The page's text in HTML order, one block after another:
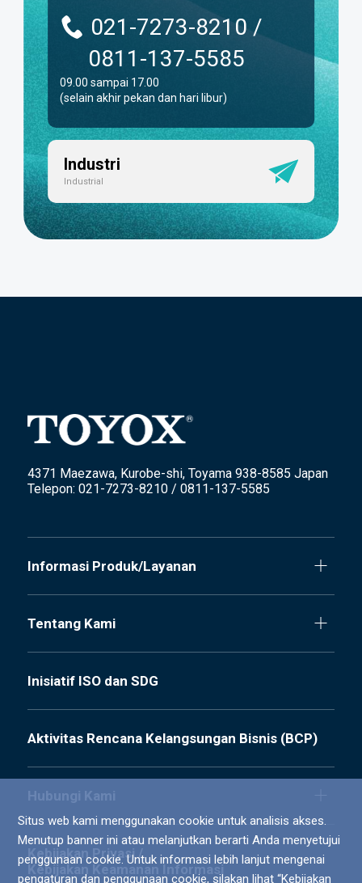
Situs web kami menggunakan cookie untuk analisis akses.
Menutup banner ini atau melanjutkan berarti Anda menyetujui
penggunaan cookie. Untuk informasi lebih lanjut mengenai
pengaturan dan penggunaan cookie, silakan lihat “Kebijakan
021-7273-8210 /
0811-137-5585
09.00 sampai 17.00
(selain akhir pekan dan hari libur)
Industri
Industrial
4371 Maezawa, Kurobe-shi, Toyama 938-8585 Japan
Telepon: 021-7273-8210 / 0811-137-5585
Informasi Produk/Layanan
Tentang Kami
Inisiatif ISO dan SDG
Aktivitas Rencana Kelangsungan Bisnis (BCP)
Hubungi Kami
Kebijakan Privasi /
Kebijakan Keamanan Informasi